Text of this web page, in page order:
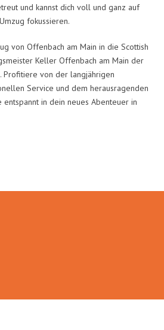
und kannst dich voll und ganz auf
fokussieren.
von Offenbach am Main in die Scottish
Keller Offenbach am Main der
Profitiere von der langjährigen
Service und dem herausragenden
entspannt in dein neues Abenteuer in